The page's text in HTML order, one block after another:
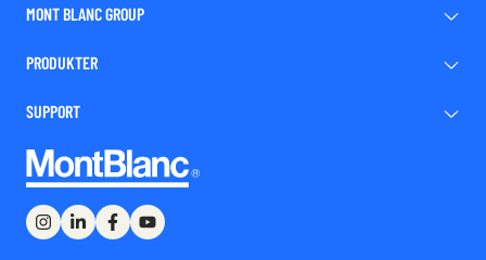
MONT BLANC GROUP
PRODUKTER
SUPPORT